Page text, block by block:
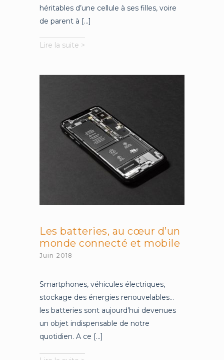
héritables d’une cellule à ses filles, voire
de parent à [...]
Lire la suite >
imposée
Les batteries, au cœur d’un
monde connecté et mobile
Juin 2018
Smartphones, véhicules électriques,
stockage des énergies renouvelables…
les batteries sont aujourd’hui devenues
un objet indispensable de notre
quotidien. A ce [...]